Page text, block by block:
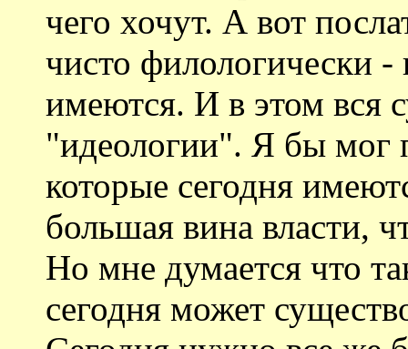
чего хочут. А вот
чисто филологически -
имеются. И в этом вся
"идеологии". Я бы мог
которые сегодня
большая вина власти,
Но мне думается что
сегодня может